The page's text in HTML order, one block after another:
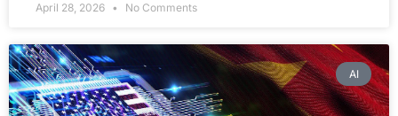
April 28, 2026 No Comments
AI